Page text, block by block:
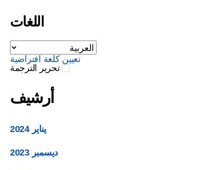
اللغات
تعيين كلغة افتراضية
تحرير الترجمة
أرشيف
ديسمبر 2023